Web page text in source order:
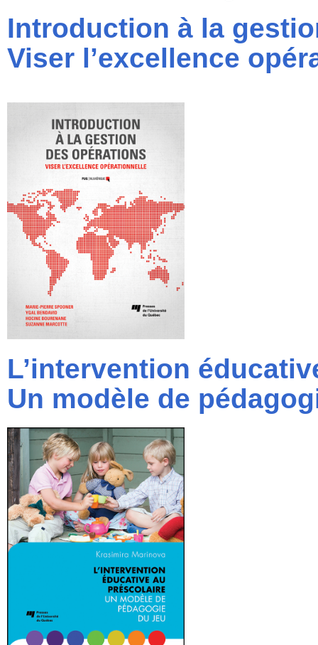
Introduction à la
Viser l’excellence
L’intervention
Un modèle de